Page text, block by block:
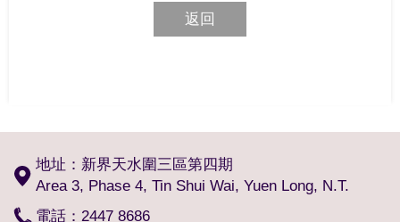
返回
地址：新界天水圍三區第四期
Area 3, Phase 4, Tin Shui Wai, Yuen Long, N.T.
電話：2447 8686